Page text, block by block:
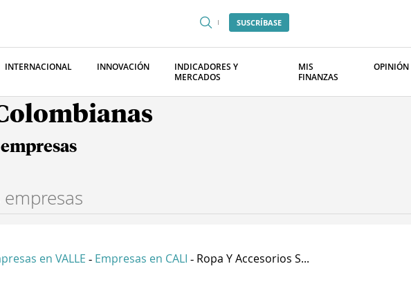
SUSCRÍBASE
INTERNACIONAL INNOVACIÓN
INDICADORES Y
MERCADOS
MIS
FINANZAS
OPINIÓN
en VALLE - Empresas en CALI - Ropa Y Accesorios S...